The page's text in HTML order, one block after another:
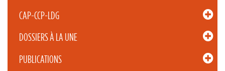
CAP-CCP-LDG
DOSSIERS À LA UNE
PUBLICATIONS